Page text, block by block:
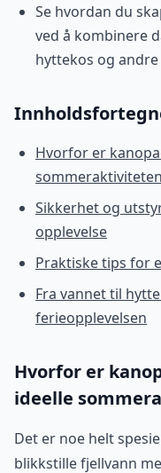
Se hvordan du
ved å kombinere
hyttekos og
Hvorfor er
Sikkerhet og
opplevelse
Praktiske tips for
Fra vannet til
ferieopplevelsen
Hvorfor er
ideelle
Det er noe helt
blikkstille fjellvann